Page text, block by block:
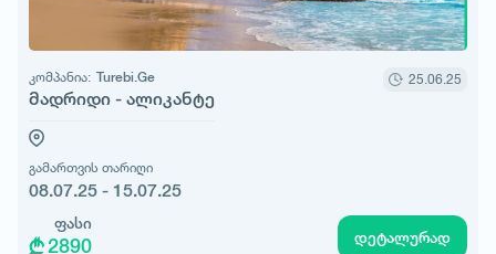
კომპანია: Turebi.Ge
მადრიდი - ალიკანტე
25.06.25
გამართვის თარიღი
08.07.25 - 15.07.25
ფასი
2890 დეტალურად